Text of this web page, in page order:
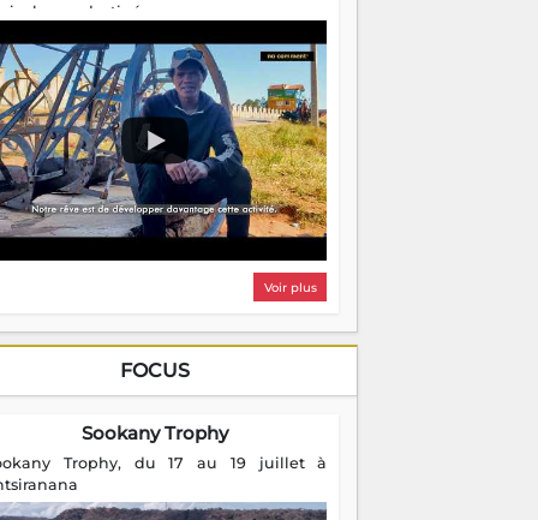
destinés aux campagnes
il perpétue un métier discret mais
Voir plus
FOCUS
Sookany Trophy
Trophy, du 17 au 19 juillet à